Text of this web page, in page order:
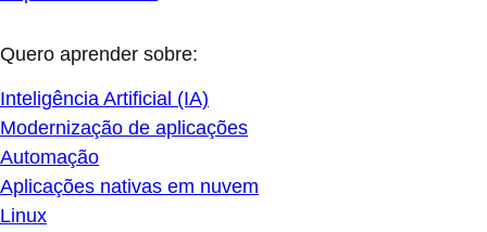
Quero aprender sobre:
Inteligência Artificial (IA)
Modernização de aplicações
Automação
Aplicações nativas em nuvem
Linux